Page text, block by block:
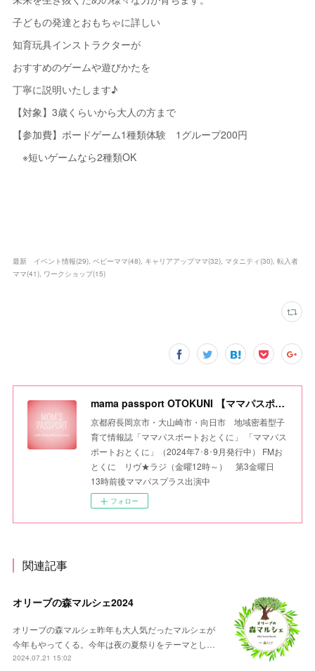
子どもの発達とおもちゃに詳しい
知育玩具インストラクターが
おすすめのゲームや遊びかたを
丁寧に説明いたします♪
【対象】3歳くらいから大人の方まで
【参加費】ボードゲーム1種類体験 1グループ200円
※短いゲームなら2種類OK
最新 イベント情報(29) ベビーママ(48) キャリアアップママ(32) マタニティ(30) 転入者
ママ(41) ワークショップ(15)
mama passport OTOKUNI 【ママパスポートおとくに】
京都府長岡京市・大山崎市・向日市 地域密着型子
育て情報誌「ママパスポートおとくに」 「ママパス
ポートおとくに」（2024年7･8･9月発行中） FMお
とくに リヴ★ラジ（金曜12時～） 第3金曜日
13時前後ママパスプラス出演中
フォロー
関連記事
オリーブの森マルシェ2024
オリーブの森マルシェ昨年も大人気だったマルシェが
今年もやってくる。今年は夜の夏祭りをテーマとし…
2024.07.21 15:02